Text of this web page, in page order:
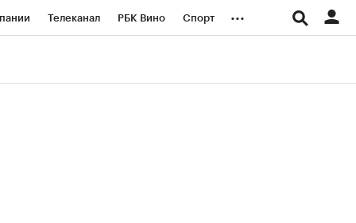
Телеканал РБК Вино Спорт ...